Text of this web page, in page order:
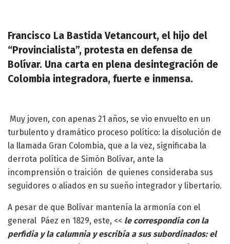
Francisco La Bastida Vetancourt, el hijo del
“Provincialista”, protesta en defensa de
Bolívar. Una carta en plena desintegración de
Colombia integradora, fuerte e inmensa.
Muy joven, con apenas 21 años, se vio envuelto en un
turbulento y dramático proceso político: la disolución de
la llamada Gran Colombia, que a la vez, significaba la
derrota política de Simón Bolívar, ante la
incomprensión o traición de quienes consideraba sus
seguidores o aliados en su sueño integrador y libertario.
A pesar de que Bolívar mantenía la armonía con el
general Páez en 1829, este, << le correspondía con la
perfidia y la calumnia y escribía a sus subordinados: el